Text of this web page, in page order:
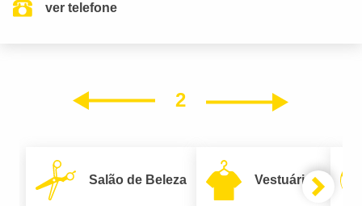
ver telefone
2
Salão de Beleza Vestuário